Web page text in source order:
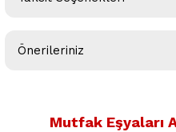
Önerileriniz
kullanarak tarafımıza
Mutfak Eşyaları